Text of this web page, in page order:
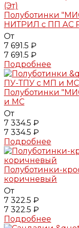
Полуботинки
НИТРИЛ с ПП АС
От
7 691.5 ₽
7 691.5 ₽
Подробнее
Полуботинки
и МС
От
7 334.5 ₽
7 334.5 ₽
Подробнее
Полуботинки-
коричневый
От
7 322.5 ₽
7 322.5 ₽
Подробнее